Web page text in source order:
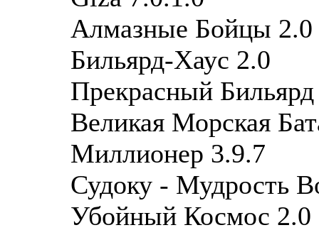
Алмазные Бойцы 2.0
Бильярд-Хаус 2.0
Прекрасный
Великая Морская
Миллионер 3.9.7
Судоку - Мудрость
Убойный Космос 2.0